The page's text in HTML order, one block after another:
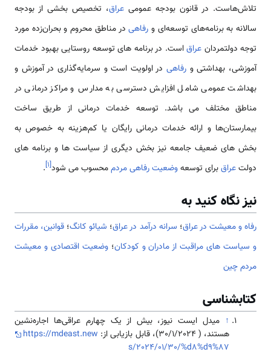
تلاش‌هاست. در قانون بودجه عمومی عراق، تخصیص بخشی از بودجه
سالانه به برنامه‌های توسعه‌ای و رفاهیدر مناطق محروم و بحران‌زده مورد
توجه دولتمردان عراقاست. در برنامه­ های توسعه روستایی بهبود خدمات
آموزشی، بهداشتی و رفاهیدر اولویت است و سرمایه‌گذاری در آموزش و
بهداشت عمومی شامل افزایش دسترسی به مدارس و مراکز درمانی در
مناطق مختلف می­ باشد. توسعه خدمات درمانی از طریق ساخت
بیمارستان‌ها و ارائه خدمات درمانی رایگان یا کم‌هزینه به خصوص به
بخش های ضعیف جامعه نیز بخش دیگری از سیاست ها و برنامه ­های
دولتعراقبرای توسعهوضعیت رفاهی مردممحسوب می ­شود[۱]
.
نیز نگاه کنید به
رفاه و معیشت در عراق؛ سرانه درآمد در عراق؛ شيائو كانگ‌؛ قوانین، مقررات
و سیاست های مراقبت از مادران و کودکان؛وضعیت اقتصادی و معیشت
مردم چین
کتابشناسی
↑ میدل ایست نیوز، بیش از یک چهارم عراقی‌ها اجاره‌نشین
هستند، ( 30/1/2024)، قابل بازیابی از:
https://mdeast.new
s/2024/01/30/%d8%d9%87